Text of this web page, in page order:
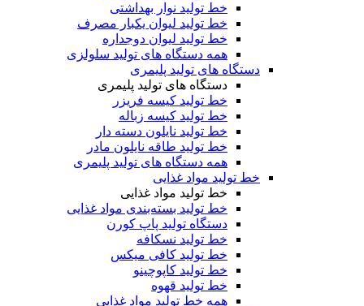
خط تولید نوار بهداشتی
خط تولید لیوان یکبار مصرف
خط تولید لیوان دوجداره
همه دستگاه های تولید سلولزی
دستگاه های تولید پلیمری
دستگاه های تولید پلیمری
خط تولید کیسه فریزر
خط تولید کیسه زباله
خط تولید نایلون دسته دار
خط تولید طاقه نایلون مادر
همه دستگاه های تولید پلیمری
خط تولید مواد غذایی
خط تولید مواد غذایی
خط تولید بسته‌بندی مواد غذایی
دستگاه تولید پاپ کورن
خط تولید نسکافه
خط تولید کافی میکس
خط تولید کاپوچینو
خط تولید قهوه
همه خط تولید مواد غذایی